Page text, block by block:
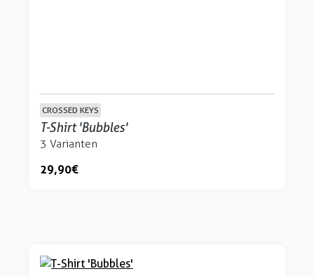
CROSSED KEYS
T-Shirt 'Bubbles'
3 Varianten
29,90 €